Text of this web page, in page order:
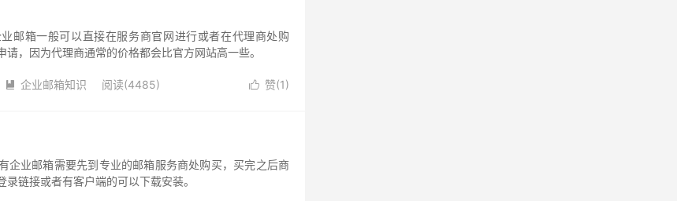
邮箱一般可以直接在服务商官网进行或者在代理商处购
，因为代理商通常的价格都会比官方网站高一些。
 企业邮箱知识 阅读(4485)  赞(1)
企业邮箱需要先到专业的邮箱服务商处购买，买完之后商
链接或者有客户端的可以下载安装。